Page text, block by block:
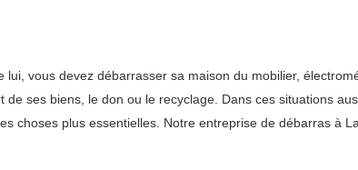
lui, vous devez débarrasser sa maison du mobilier,
ses biens, le don ou le recyclage. Dans ces situations
choses plus essentielles. Notre entreprise de débarras à